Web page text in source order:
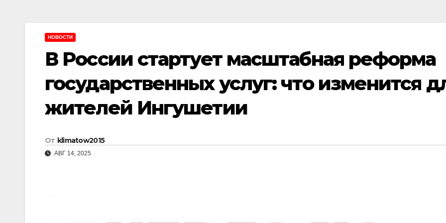
НОВОСТИ
В России стартует масштабная реформа
государственных услуг: что изменится
жителей Ингушетии
От klimatow2015
АВГ 14, 2025